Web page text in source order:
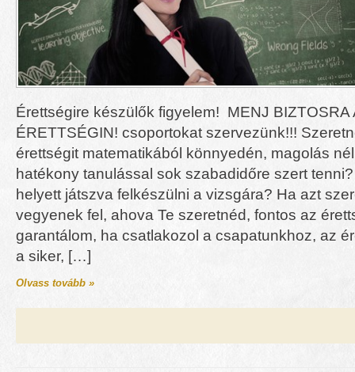
Érettségire készülők figyelem! MENJ BIZTOSRA
ÉRETTSÉGIN! csoportokat szervezünk!!!
érettségit matematikából könnyedén, magolás
hatékony tanulással sok szabadidőre szert
helyett játszva felkészülni a vizsgára? Ha azt
vegyenek fel, ahova Te szeretnéd, fontos az
garantálom, ha csatlakozol a csapatunkhoz, az
a siker, […]
Olvass tovább »